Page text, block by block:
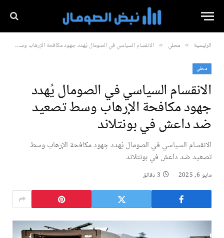
الرئيسية » محلي » الانقسام السياسي في الصومال يُهدد جهود مكافحة الإرهاب وسط تصعيد ضد داعش في بونتلاند
محلي
الانقسام السياسي في الصومال يُهدد
جهود مكافحة الإرهاب وسط تصعيد
ضد داعش في بونتلاند
الانقسام السياسي في الصومال يُهدد جهود مكافحة الإرهاب وسط
تصعيد ضد داعش في بونتلاند
مايو 6, 2025 3 دقائق